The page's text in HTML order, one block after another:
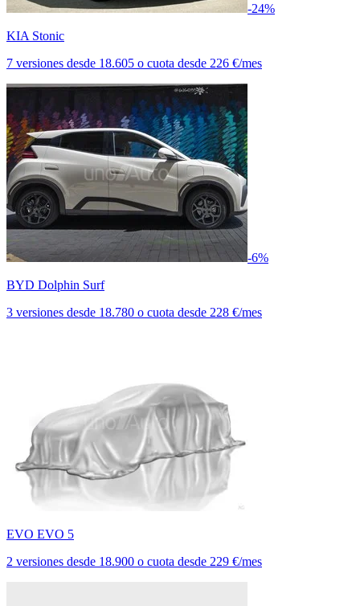
-24%
KIA Stonic
7 versiones desde 18.605 o cuota desde 226 €/mes
-6%
BYD Dolphin Surf
3 versiones desde 18.780 o cuota desde 228 €/mes
EVO EVO 5
2 versiones desde 18.900 o cuota desde 229 €/mes